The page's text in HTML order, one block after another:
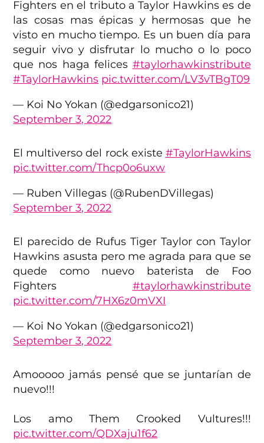
Fighters en el tributo a Taylor Hawkins es de
las cosas mas épicas y hermosas que he
visto en mucho tiempo. Es un buen día para
seguir vivo y disfrutar lo mucho o lo poco
que nos haga felices #taylorhawkinstribute
#TaylorHawkins pic.twitter.com/LV3vTBgT09
— Koi No Yokan (@edgarsonico21)
September 3, 2022
El multiverso del rock existe #TaylorHawkins
pic.twitter.com/Thcp0o6uxw
— Ruben Villegas (@RubenDVillegas)
September 3, 2022
El parecido de Rufus Tiger Taylor con Taylor
Hawkins asusta pero me agrada para que se
quede como nuevo baterista de Foo
Fighters #taylorhawkinstribute
pic.twitter.com/7HX6z0mVXI
— Koi No Yokan (@edgarsonico21)
September 3, 2022
Amooooo jamás pensé que se juntarían de
nuevo!!!
Los amo Them Crooked Vultures!!!
pic.twitter.com/QDXaju1f62